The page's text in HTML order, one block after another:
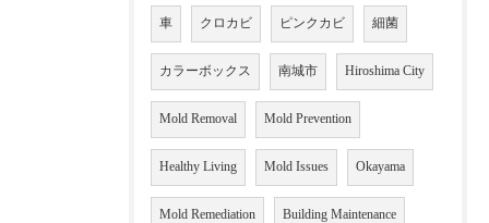
車 クロカビ ピンクカビ 細菌
カラーボックス 南城市 Hiroshima City
Mold Removal Mold Prevention
Healthy Living Mold Issues Okayama
Mold Remediation Building Maintenance